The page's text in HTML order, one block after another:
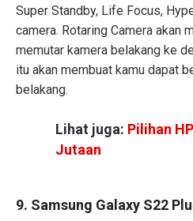
Super Standby, Life Focus,
camera. Rotaring Camera akan
memutar kamera belakang ke
itu akan membuat kamu dapat
belakang.
Lihat juga: Pilihan
Jutaan
9. Samsung Galaxy S22